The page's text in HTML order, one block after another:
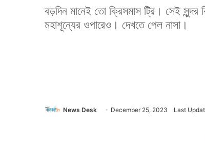
বড়দিন মানেই তো ক্রিসমাস ট্রি। সেই সুন্দর
মহাশূন্যের ওপারেও। দেখতে পেল নাসা।
News Desk December 25, 2023 Last